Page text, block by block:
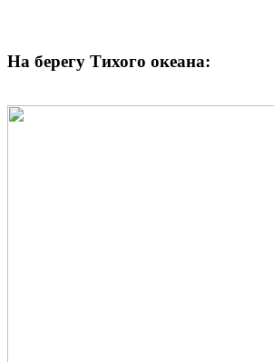
На берегу Тихого океана: